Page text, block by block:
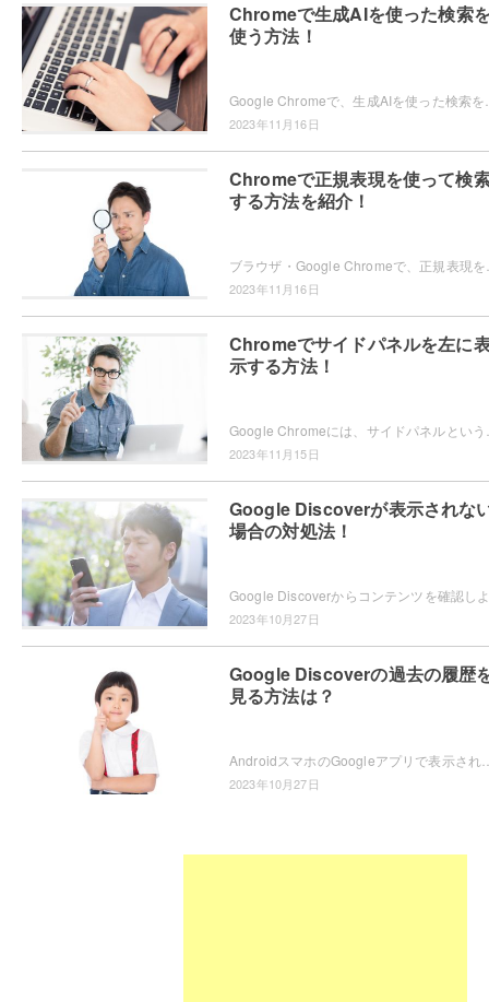
Chromeで生成AIを使った検索
使う方法！
2023年11月16日
Chromeで正規表現を使って検
する方法を紹介！
2023年11月16日
Chromeでサイドパネルを左に
示する方法！
2023年11月15日
Google Discoverが表示されな
場合の対処法！
2023年10月27日
Google Discoverの過去の履歴
見る方法は？
2023年10月27日